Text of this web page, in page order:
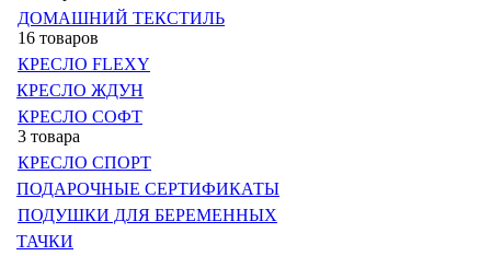
ДОМАШНИЙ ТЕКСТИЛЬ
16 товаров
КРЕСЛО FLEXY
КРЕСЛО ЖДУН
КРЕСЛО СОФТ
3 товара
КРЕСЛО СПОРТ
ПОДАРОЧНЫЕ СЕРТИФИКАТЫ
ПОДУШКИ ДЛЯ БЕРЕМЕННЫХ
ТАЧКИ